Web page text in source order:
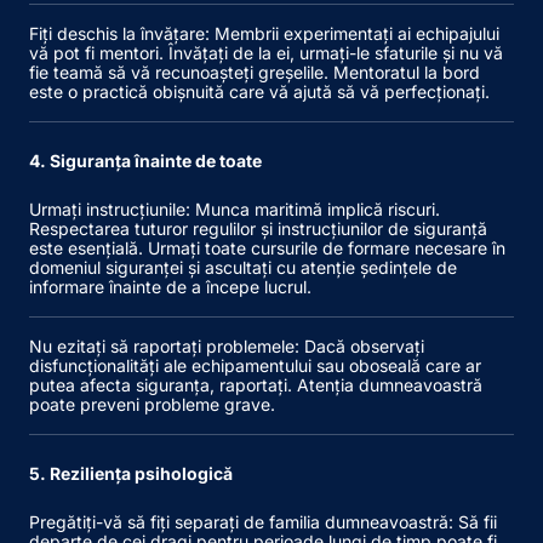
Fiți deschis la învățare: Membrii experimentați ai echipajului
vă pot fi mentori. Învățați de la ei, urmați-le sfaturile și nu vă
fie teamă să vă recunoașteți greșelile. Mentoratul la bord
este o practică obișnuită care vă ajută să vă perfecționați.
4. Siguranța înainte de toate
Urmați instrucțiunile: Munca maritimă implică riscuri.
Respectarea tuturor regulilor și instrucțiunilor de siguranță
este esențială. Urmați toate cursurile de formare necesare în
domeniul siguranței și ascultați cu atenție ședințele de
informare înainte de a începe lucrul.
Nu ezitați să raportați problemele: Dacă observați
disfuncționalități ale echipamentului sau oboseală care ar
putea afecta siguranța, raportați. Atenția dumneavoastră
poate preveni probleme grave.
5. Reziliența psihologică
Pregătiți-vă să fiți separați de familia dumneavoastră: Să fii